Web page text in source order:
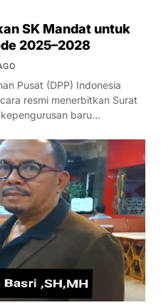
SK Mandat untuk
2025–2028
Pusat (DPP) Indonesia
resmi menerbitkan Surat
baru…